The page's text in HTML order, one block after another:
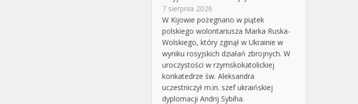
7 sierpnia 2026
W Kijowie pożegnano w piątek
polskiego wolontariusza Marka Ruska-
Wolskiego, który zginął w Ukrainie w
wyniku rosyjskich działań zbrojnych. W
uroczystości w rzymskokatolickiej
konkatedrze św. Aleksandra
uczestniczył m.in. szef ukraińskiej
dyplomacji Andrij Sybiha.